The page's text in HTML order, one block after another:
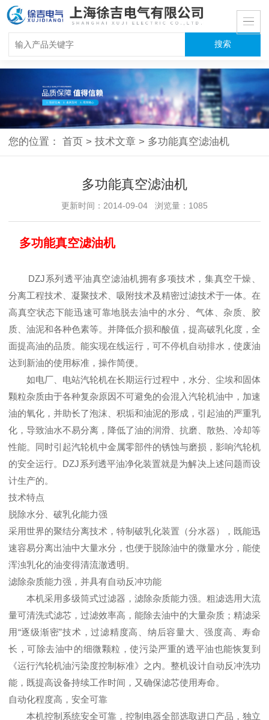
您的位置： 首页 > 技术文章 > 多功能真空滤油机
多功能真空滤油机
更新时间：2014-09-04 浏览量：1085
多功能真空滤油机
DZJ系列透平油真空滤油机拥有多项技术，集真空干燥、
分离工程技术、凝聚技术、吸附技术及精密过滤技术于一体。在
高真空状态下能迅速可靠地脱去油中的水分、气体、杂质、胶
质、油泥和各种色素等。并降低介损和酸值，提高破乳化度，全
面提高油的品质。能实现在线运行，可不停机自动排水，使废油
达到新油的使用标准，操作简便。
如电厂、电站汽轮机在长期运行过程中，水分、尘埃和固体
颗粒杂质由于各种复杂原因不可避免的会混入汽轮机油中，加速
油的氧化，并助长了泡沫、积垢和油泥的形成，引起油的严重乳
化，导致油水不易分离，降低了油的润滑、抗磨、散热、冷却等
性能。同时引起汽轮机中金属零部件的锈蚀与磨损，影响汽轮机
的安全运行。DZJ系列透平油净化装置就是为解决上述问题而设
计生产的。
技术特点
脱除水分、破乳化能力强
采用世界的聚结分离技术，特制破乳化装置（分水器），既能迅
速容易分离出油中大量水分，也便于脱除油中的微量水分，能使
浑浊乳化的油变得清流澈透明。
滤除杂质能力强，并具有自动反冲功能
本机采用多级筒式过滤器，滤除杂质能力强。粗滤选用大流
量可清洗式滤芯，过滤效率高，能除去油中的大量杂质；精滤采
用“逐级渐密”技术，过滤精度高、纳后容量大、强度高、寿命
长，可除去油中的细微颗粒，使污染严重的透平油也能恢复到
《运行汽轮机油污染度控制标准》之内。整机设计自动反冲洗功
能，既提高设备持续工作时间，又确保滤芯使用寿命。
自动化程度高，安全可靠
本机控制系统安全可靠，控制电器全部选取进口产品，独立